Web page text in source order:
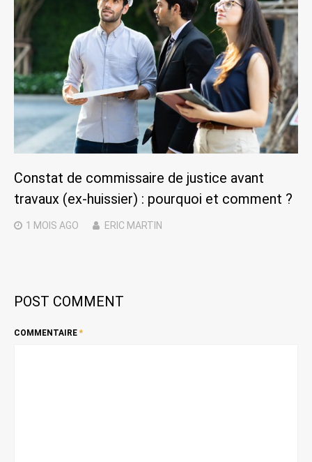
Constat de commissaire de justice avant
travaux (ex-huissier) : pourquoi et comment ?
1 MOIS AGO ERIC MARTIN
POST COMMENT
COMMENTAIRE *